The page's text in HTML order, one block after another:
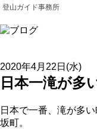
登山ガイド事務所
2020年4月22日(水)
日本一滝が多
日本で一番、滝が多
坂町。